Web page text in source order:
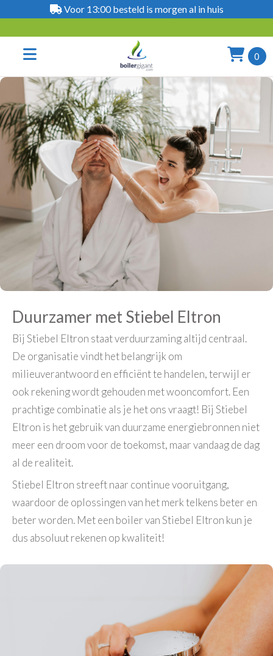
Voor 13:00 besteld is morgen al in huis
0
Duurzamer met Stiebel Eltron
Bij Stiebel Eltron staat verduurzaming altijd centraal.
De organisatie vindt het belangrijk om
milieuverantwoord en efficiënt te handelen, terwijl er
ook rekening wordt gehouden met wooncomfort. Een
prachtige combinatie als je het ons vraagt! Bij Stiebel
Eltron is het gebruik van duurzame energiebronnen niet
meer een droom voor de toekomst, maar vandaag de dag
al de realiteit.
Stiebel Eltron streeft naar continue vooruitgang,
waardoor de oplossingen van het merk telkens beter en
beter worden. Met een boiler van Stiebel Eltron kun je
dus absoluut rekenen op kwaliteit!